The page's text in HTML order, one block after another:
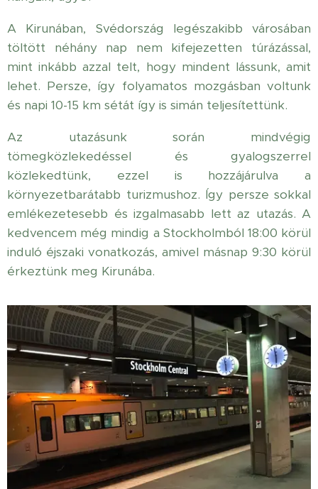
A Kirunában, Svédország legészakibb városában
töltött néhány nap nem kifejezetten túrázással,
mint inkább azzal telt, hogy mindent lássunk, amit
lehet. Persze, így folyamatos mozgásban voltunk
és napi 10-15 km sétát így is simán teljesítettünk.
Az utazásunk során mindvégig
tömegközlekedéssel és gyalogszerrel
közlekedtünk, ezzel is hozzájárulva a
környezetbarátabb turizmushoz. Így persze sokkal
emlékezetesebb és izgalmasabb lett az utazás. A
kedvencem még mindig a Stockholmból 18:00 körül
induló éjszaki vonatkozás, amivel másnap 9:30 körül
érkeztünk meg Kirunába.